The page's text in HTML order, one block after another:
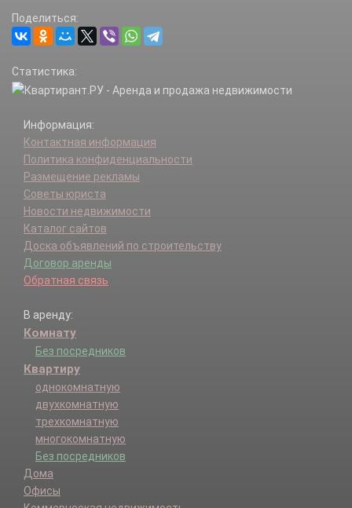
Поделиться:
Статистика:
Информация:
Контактная информация
Политика конфиденциальности
Размещение рекламы
Советы юриста
Новости недвижимости
Каталог сайтов
Доска объявлений по строительству
Договор аренды
Обратная связь
В аренду:
Комнату
Без посредников
Квартиру
однокомнатную
двухкомнатную
трехкомнатную
многокомнатную
Без посредников
Дома
Офисы